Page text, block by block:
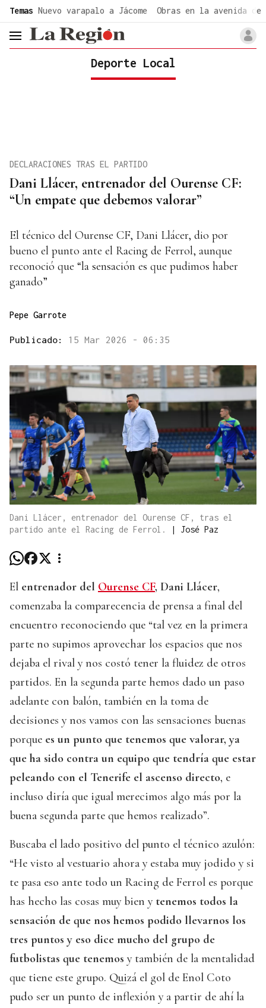
Temas Nuevo varapalo a Jácome Obras en la avenida de
header.menu.open
Deporte Local
Dani Llácer, entrenador del Ourense CF:
“Un empate que debemos valorar”
DECLARACIONES TRAS EL PARTIDO
El técnico del Ourense CF, Dani Llácer, dio por
bueno el punto ante el Racing de Ferrol, aunque
reconoció que “la sensación es que pudimos haber
ganado”
Pepe Garrote
Publicado: 15 Mar 2026 - 06:35
Dani Llácer, entrenador del Ourense CF, tras el
partido ante el Racing de Ferrol.
| José Paz
El entrenador del Ourense CF, Dani Llácer,
comenzaba la comparecencia de prensa a final del
encuentro reconociendo que “tal vez en la primera
parte no supimos aprovechar los espacios que nos
dejaba el rival y nos costó tener la fluidez de otros
partidos. En la segunda parte hemos dado un paso
adelante con balón, también en la toma de
decisiones y nos vamos con las sensaciones buenas
porque es un punto que tenemos que valorar, ya
que ha sido contra un equipo que tendría que estar
peleando con el Tenerife el ascenso directo, e
incluso diría que igual merecimos algo más por la
buena segunda parte que hemos realizado”.
Buscaba el lado positivo del punto el técnico azulón:
“He visto al vestuario ahora y estaba muy jodido y si
te pasa eso ante todo un Racing de Ferrol es porque
has hecho las cosas muy bien y tenemos todos la
sensación de que nos hemos podido llevarnos los
tres puntos y eso dice mucho del grupo de
futbolistas que tenemos y también de la mentalidad
que tiene este grupo. Quizá el gol de Enol Coto
pudo ser un punto de inflexión y a partir de ahí la